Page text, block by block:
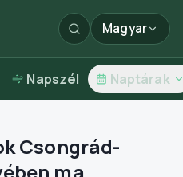
Magyar
Napszél Naptárak
Csongrád-